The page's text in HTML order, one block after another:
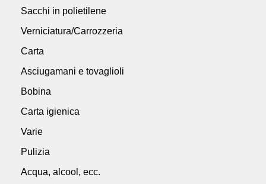
Sacchi in polietilene
Verniciatura/Carrozzeria
Carta
Asciugamani e tovaglioli
Bobina
Carta igienica
Varie
Pulizia
Acqua, alcool, ecc.